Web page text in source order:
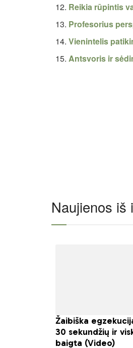
Reikia rūpintis
Profesorius
Vienintelis
Antsvoris ir
Naujienos iš